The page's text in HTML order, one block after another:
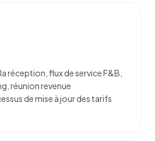
réception, flux de service F&B,
réunion revenue
de mise à jour des tarifs